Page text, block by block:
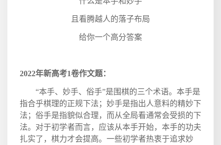
且看腾越人的落子布局
给你一个高分答案
2022年新高考1卷作文题：
“本手、妙手、俗手”是围棋的三个术语。本手是
指合乎棋理的正规下法；妙手是指出人意料的精妙下
法；俗手是指貌似合理，而从全局看通常会受损的下
法。对于初学者而言，应该从本手开始，本手的功夫
扎实了，棋力才会提高。一些初学者热衷于追求妙